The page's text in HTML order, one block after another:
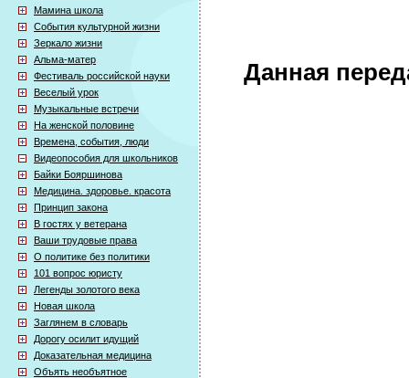
Мамина школа
События культурной жизни
Зеркало жизни
Альма-матер
Фестиваль российской науки
Веселый урок
Музыкальные встречи
На женской половине
Времена, события, люди
Видеопособия для школьников
Байки Бояршинова
Медицина. здоровье. красота
Принцип закона
В гостях у ветерана
Ваши трудовые права
О политике без политики
101 вопрос юристу
Легенды золотого века
Новая школа
Заглянем в словарь
Дорогу осилит идущий
Доказательная медицина
Объять необъятное
Данная